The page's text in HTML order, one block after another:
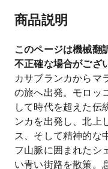
商品説明
このページは機械翻
不正確な場合がござ
カサブランカからマ
の旅へ出発。モロッ
して時代を超えた伝
ンカを出発し、北上
ス、そして精神的な
フ山脈に囲まれたシ
い青い街路を散策。